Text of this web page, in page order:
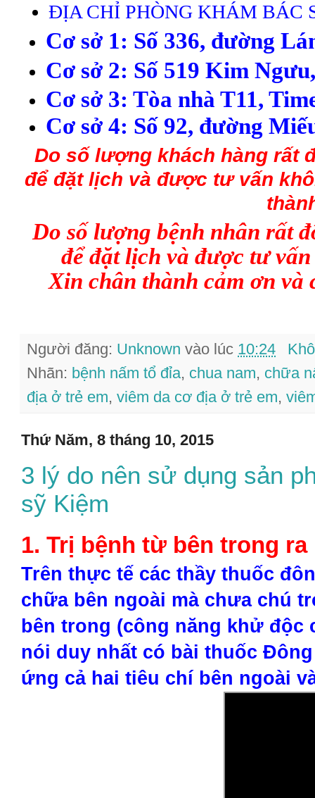
ĐỊA CHỈ PHÒNG KHÁM BÁC
Cơ sở 1: Số 336, đường
Cơ sở 2: Số 519 Kim Ng
Cơ sở 3: Tòa nhà T11,
Cơ sở 4: Số 92, đường Mi
Do số lượngkhách hàng rất
để đặt lịch và được tư vấn
Do số lượng bệnh nhân rất
để đặt lịch và được tư
Xin chân thành cảm ơn
Người đăng: Unknown vào lúc 10:24
Nhãn: bệnh nấm tổ đỉa, chua nam, chữa
địa ở trẻ em, viêm da cơ địa ở trẻ em,
Thứ Năm, 8 tháng 10, 2015
3 lý do nên sử dụng sản
sỹ Kiệm
1. Trị bệnh từ bên trong ra
Trên thực tế các thầy thuốc
chữa bên ngoài mà chưa chú
bên trong (công năng khử độc
nói duy nhất có bài thuốc
ứng cả hai tiêu chí bên ngoài